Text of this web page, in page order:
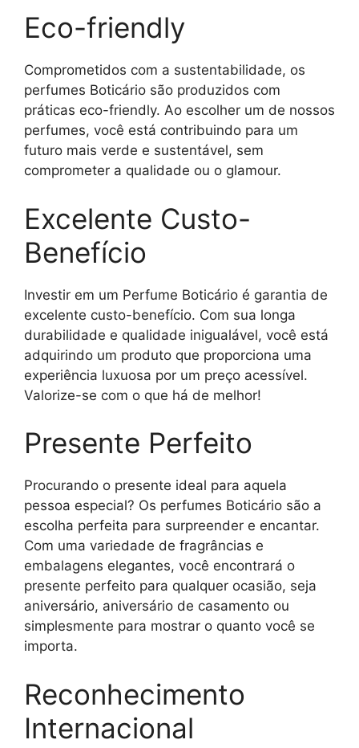
Eco-friendly
Comprometidos com a sustentabilidade, os
perfumes Boticário são produzidos com
práticas eco-friendly. Ao escolher um de nossos
perfumes, você está contribuindo para um
futuro mais verde e sustentável, sem
comprometer a qualidade ou o glamour.
Excelente Custo-
Benefício
Investir em um Perfume Boticário é garantia de
excelente custo-benefício. Com sua longa
durabilidade e qualidade inigualável, você está
adquirindo um produto que proporciona uma
experiência luxuosa por um preço acessível.
Valorize-se com o que há de melhor!
Presente Perfeito
Procurando o presente ideal para aquela
pessoa especial? Os perfumes Boticário são a
escolha perfeita para surpreender e encantar.
Com uma variedade de fragrâncias e
embalagens elegantes, você encontrará o
presente perfeito para qualquer ocasião, seja
aniversário, aniversário de casamento ou
simplesmente para mostrar o quanto você se
importa.
Reconhecimento
Internacional